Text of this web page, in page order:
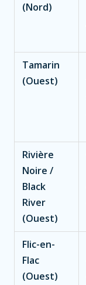
(Nord)
Tamarin
(Ouest)
Rivière
Noire /
Black
River
(Ouest)
Flic-en-
Flac
(Ouest)